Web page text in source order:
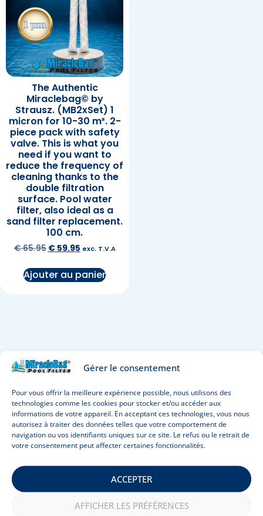
Gérer le consentement
Pour vous offrir la meilleure expérience possible, nous utilisons des
technologies comme les cookies pour stocker et/ou accéder aux
informations de votre appareil. En acceptant ces technologies, vous nous
autorisez à traiter des données telles que votre comportement de
navigation ou vos identifiants uniques sur ce site. Le refus ou le retrait de
votre consentement peut affecter certaines fonctionnalités.
ACCEPTER
AFFICHER LES PRÉFÉRENCES
The Authentic
Miraclebag© by
Strausz. (MB2xSet) 1
micron for 10-30 m³. 2-
piece pack with safety
valve. This is what you
need if you want to
reduce the frequency of
cleaning thanks to the
double filtration
surface. Pool water
filter, also ideal as a
sand filter replacement.
100 cm.
€65.95 €59.95 exc. T.V.A
Ajouter au panier
MiracleBag est une innovation révolutionnaire dans
l’entretien des piscines qui vous offre une eau